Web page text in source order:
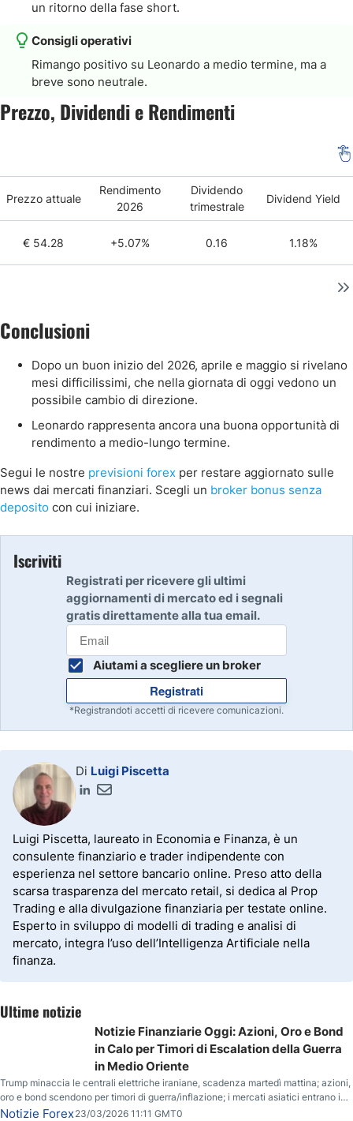
un ritorno della fase short.
Consigli operativi
Rimango positivo su Leonardo a medio termine, ma a
breve sono neutrale.
Prezzo, Dividendi e Rendimenti
Prezzo attuale
Rendimento
2026
Dividendo
trimestrale
Dividend Yield
€ 54.28 +5.07% 0.16 1.18%
Conclusioni
Dopo un buon inizio del 2026, aprile e maggio si rivelano
mesi difficilissimi, che nella giornata di oggi vedono un
possibile cambio di direzione.
Leonardo rappresenta ancora una buona opportunità di
rendimento a medio-lungo termine.
Segui le nostre previsioni forex per restare aggiornato sulle
news dai mercati finanziari. Scegli un broker bonus senza
deposito con cui iniziare.
Iscriviti
Registrati per ricevere gli ultimi
aggiornamenti di mercato ed i segnali
gratis direttamente alla tua email.
Aiutami a scegliere un broker
Registrati
*Registrandoti accetti di ricevere comunicazioni.
Di Luigi Piscetta
Luigi Piscetta, laureato in Economia e Finanza, è un
consulente finanziario e trader indipendente con
esperienza nel settore bancario online. Preso atto della
scarsa trasparenza del mercato retail, si dedica al Prop
Trading e alla divulgazione finanziaria per testate online.
Esperto in sviluppo di modelli di trading e analisi di
mercato, integra l’uso dell’Intelligenza Artificiale nella
finanza.
Ultime notizie
Notizie Finanziarie Oggi: Azioni, Oro e Bond
in Calo per Timori di Escalation della Guerra
in Medio Oriente
Trump minaccia le centrali elettriche iraniane, scadenza martedì mattina; azioni,
oro e bond scendono per timori di guerra/inflazione; i mercati asiatici entrano in
correzione; il petrolio greggio resta stabile.
Notizie Forex23/03/2026 11:11 GMT0